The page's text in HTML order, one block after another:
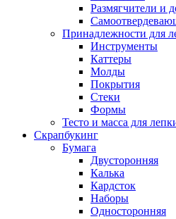
Размягчители и
Принадлежности для
Инструменты
Каттеры
Молды
Покрытия
Стеки
Формы
Тесто и масса для
Скрапбукинг
Бумага
Двусторонняя
Калька
Кардсток
Наборы
Односторонняя